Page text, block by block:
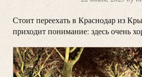
Стоит переехать в Краснодар из
приходит понимание: здесь очень